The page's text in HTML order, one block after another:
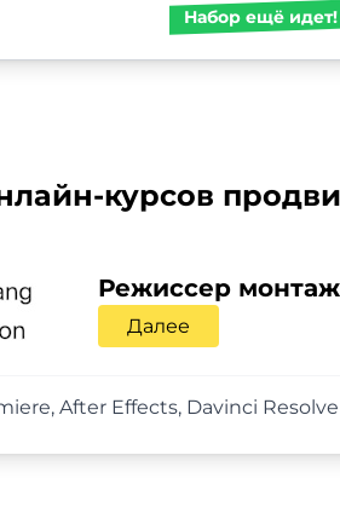
Набор ещё идет!
курсов
Режиссер
Далее
After Effects, Davinci